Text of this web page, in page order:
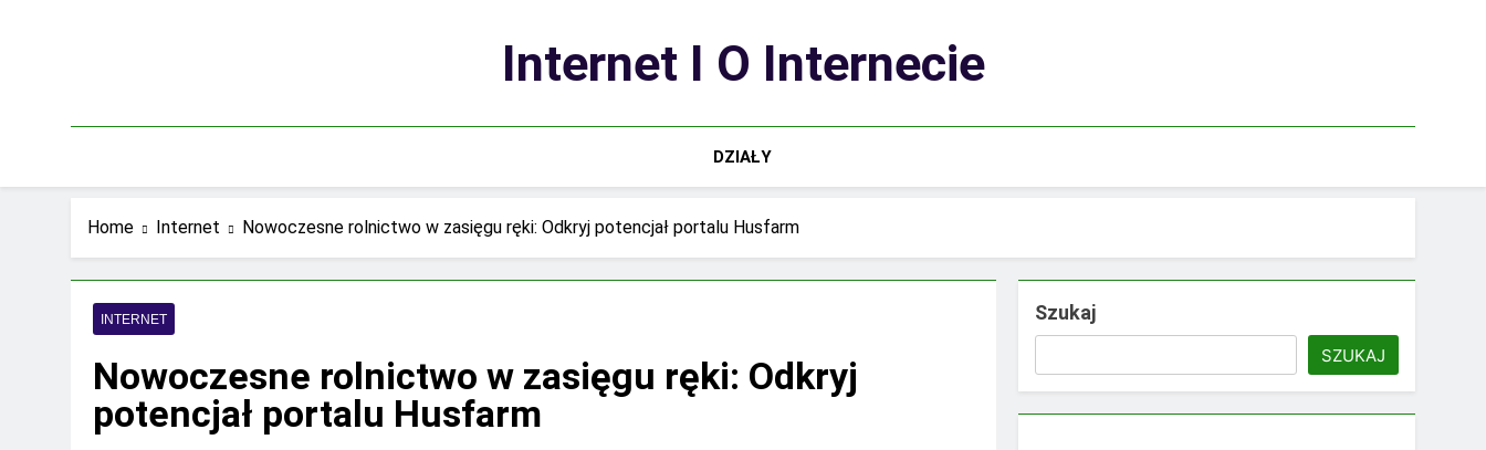
Internet I O Internecie
DZIAŁY
Home Internet Nowoczesne rolnictwo w zasięgu ręki: Odkryj potencjał portalu Husfarm
INTERNET
Nowoczesne rolnictwo w zasięgu ręki: Odkryj
potencjał portalu Husfarm
Szukaj
SZUKAJ